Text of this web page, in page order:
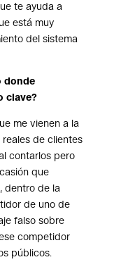
te ayuda a
está muy
del sistema
donde
clave?
me vienen a la
de clientes
contarlos pero
que
dentro de la
de uno de
falso sobre
competidor
públicos.